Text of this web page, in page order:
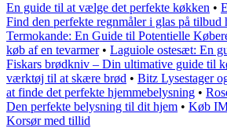
En guide til at vælge det perfekte køkken •
Find den perfekte regnmåler i glas på tilbud
Termokande: En Guide til Potentielle
køb af en tevarmer• Laguiole ostesæt: En
Fiskars brødkniv – Din ultimative guide til
værktøj til at skære brød • Bitz Lysestager
at finde det perfekte hjemmebelysning •
Den perfekte belysning til dit hjem • Køb
Korsør med tillid